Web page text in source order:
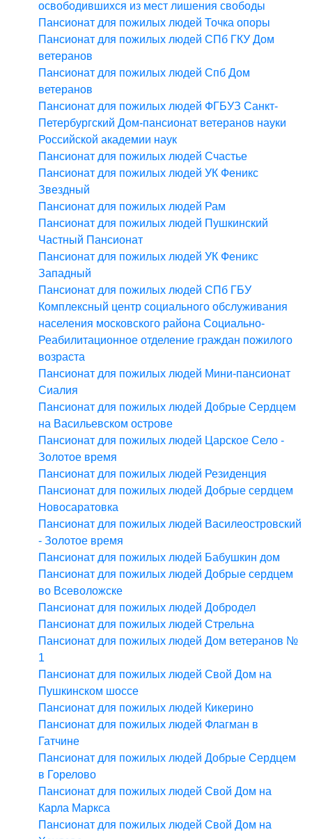
освободившихся из мест лишения свободы
Пансионат для пожилых людей Точка опоры
Пансионат для пожилых людей СПб ГКУ Дом
ветеранов
Пансионат для пожилых людей Спб Дом
ветеранов
Пансионат для пожилых людей ФГБУЗ Санкт-
Петербургский Дом-пансионат ветеранов науки
Российской академии наук
Пансионат для пожилых людей Счастье
Пансионат для пожилых людей УК Феникс
Звездный
Пансионат для пожилых людей Рам
Пансионат для пожилых людей Пушкинский
Частный Пансионат
Пансионат для пожилых людей УК Феникс
Западный
Пансионат для пожилых людей СПб ГБУ
Комплексный центр социального обслуживания
населения московского района Социально-
Реабилитационное отделение граждан пожилого
возраста
Пансионат для пожилых людей Мини-пансионат
Сиалия
Пансионат для пожилых людей Добрые Сердцем
на Васильевском острове
Пансионат для пожилых людей Царское Село -
Золотое время
Пансионат для пожилых людей Резиденция
Пансионат для пожилых людей Добрые сердцем
Новосаратовка
Пансионат для пожилых людей Василеостровский
- Золотое время
Пансионат для пожилых людей Бабушкин дом
Пансионат для пожилых людей Добрые сердцем
во Всеволожске
Пансионат для пожилых людей Добродел
Пансионат для пожилых людей Стрельна
Пансионат для пожилых людей Дом ветеранов №
1
Пансионат для пожилых людей Свой Дом на
Пушкинском шоссе
Пансионат для пожилых людей Кикерино
Пансионат для пожилых людей Флагман в
Гатчине
Пансионат для пожилых людей Добрые Сердцем
в Горелово
Пансионат для пожилых людей Свой Дом на
Карла Маркса
Пансионат для пожилых людей Свой Дом на